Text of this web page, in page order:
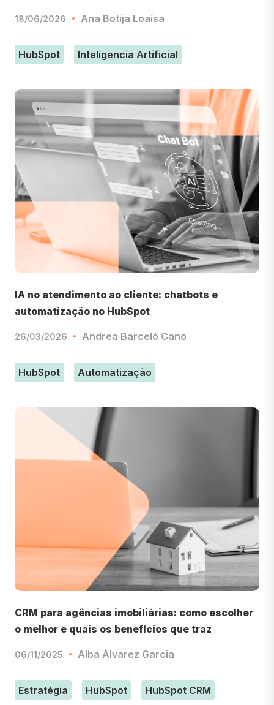
18/06/2026 Ana Botija Loaísa
HubSpot Inteligencia Artificial
IA no atendimento ao cliente: chatbots e
automatização no HubSpot
26/03/2026 Andrea Barceló Cano
HubSpot Automatização
CRM para agências imobiliárias: como escolher
o melhor e quais os benefícios que traz
06/11/2025 Alba Álvarez Garcia
Estratégia HubSpot HubSpot CRM